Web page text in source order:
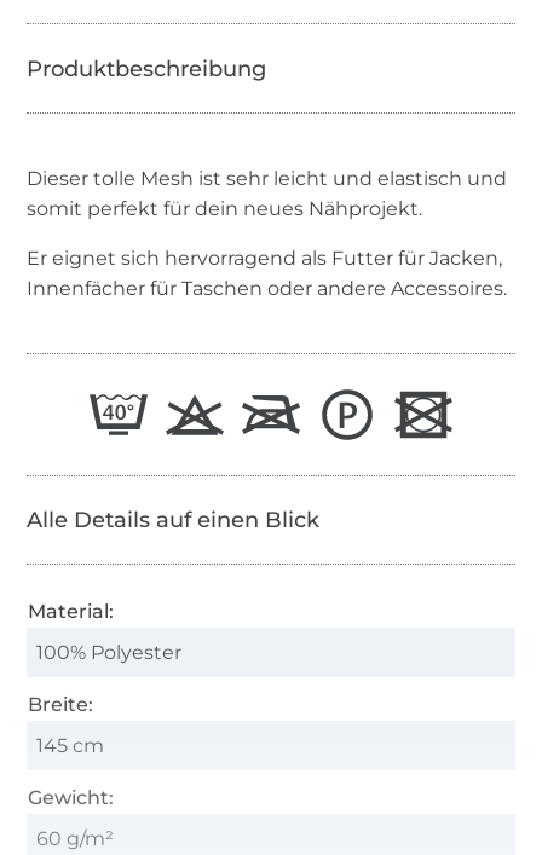
Dieser tolle Mesh ist sehr leicht und elastisch und
somit perfekt für dein neues Nähprojekt.
Er eignet sich hervorragend als Futter für Jacken,
Innenfächer für Taschen oder andere Accessoires.
Alle Details auf einen Blick
Material:
100% Polyester
Breite:
145 cm
Gewicht:
60 g/m²